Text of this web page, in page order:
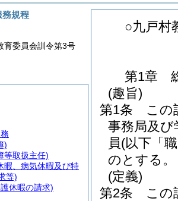
○九戸村
第1章
(趣旨)
第1条
この
事務局及
員(以下「
のとする。
(定義)
第2条
この
務規程
委員会訓令第3号
)
等取扱主任)
暇、病気休暇及び特
等)
休暇の請求)